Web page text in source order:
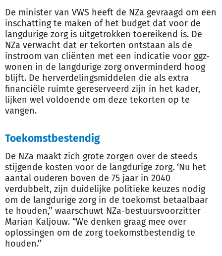
De minister van VWS heeft de NZa gevraagd om een
inschatting te maken of het budget dat voor de
langdurige zorg is uitgetrokken toereikend is. De
NZa verwacht dat er tekorten ontstaan als de
instroom van cliënten met een indicatie voor ggz-
wonen in de langdurige zorg onverminderd hoog
blijft. De herverdelingsmiddelen die als extra
financiële ruimte gereserveerd zijn in het kader,
lijken wel voldoende om deze tekorten op te
vangen.
Toekomstbestendig
De NZa maakt zich grote zorgen over de steeds
stijgende kosten voor de langdurige zorg. ‘Nu het
aantal ouderen boven de 75 jaar in 2040
verdubbelt, zijn duidelijke politieke keuzes nodig
om de langdurige zorg in de toekomst betaalbaar
te houden,’’ waarschuwt NZa-bestuursvoorzitter
Marian Kaljouw. “We denken graag mee over
oplossingen om de zorg toekomstbestendig te
houden.’’